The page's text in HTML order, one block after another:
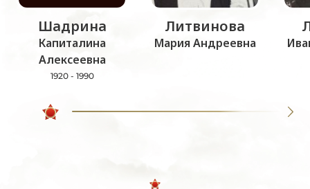
Шадрина
Капиталина
Алексеевна
1920 - 1990
Литвинова
Мария Андреевна